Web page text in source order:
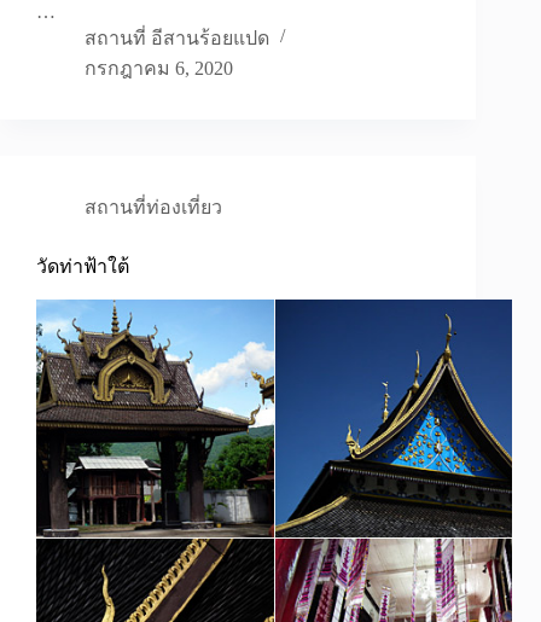
…
สถานที่ อีสานร้อยแปด
กรกฎาคม 6, 2020
สถานที่ท่องเที่ยว
วัดท่าฟ้าใต้